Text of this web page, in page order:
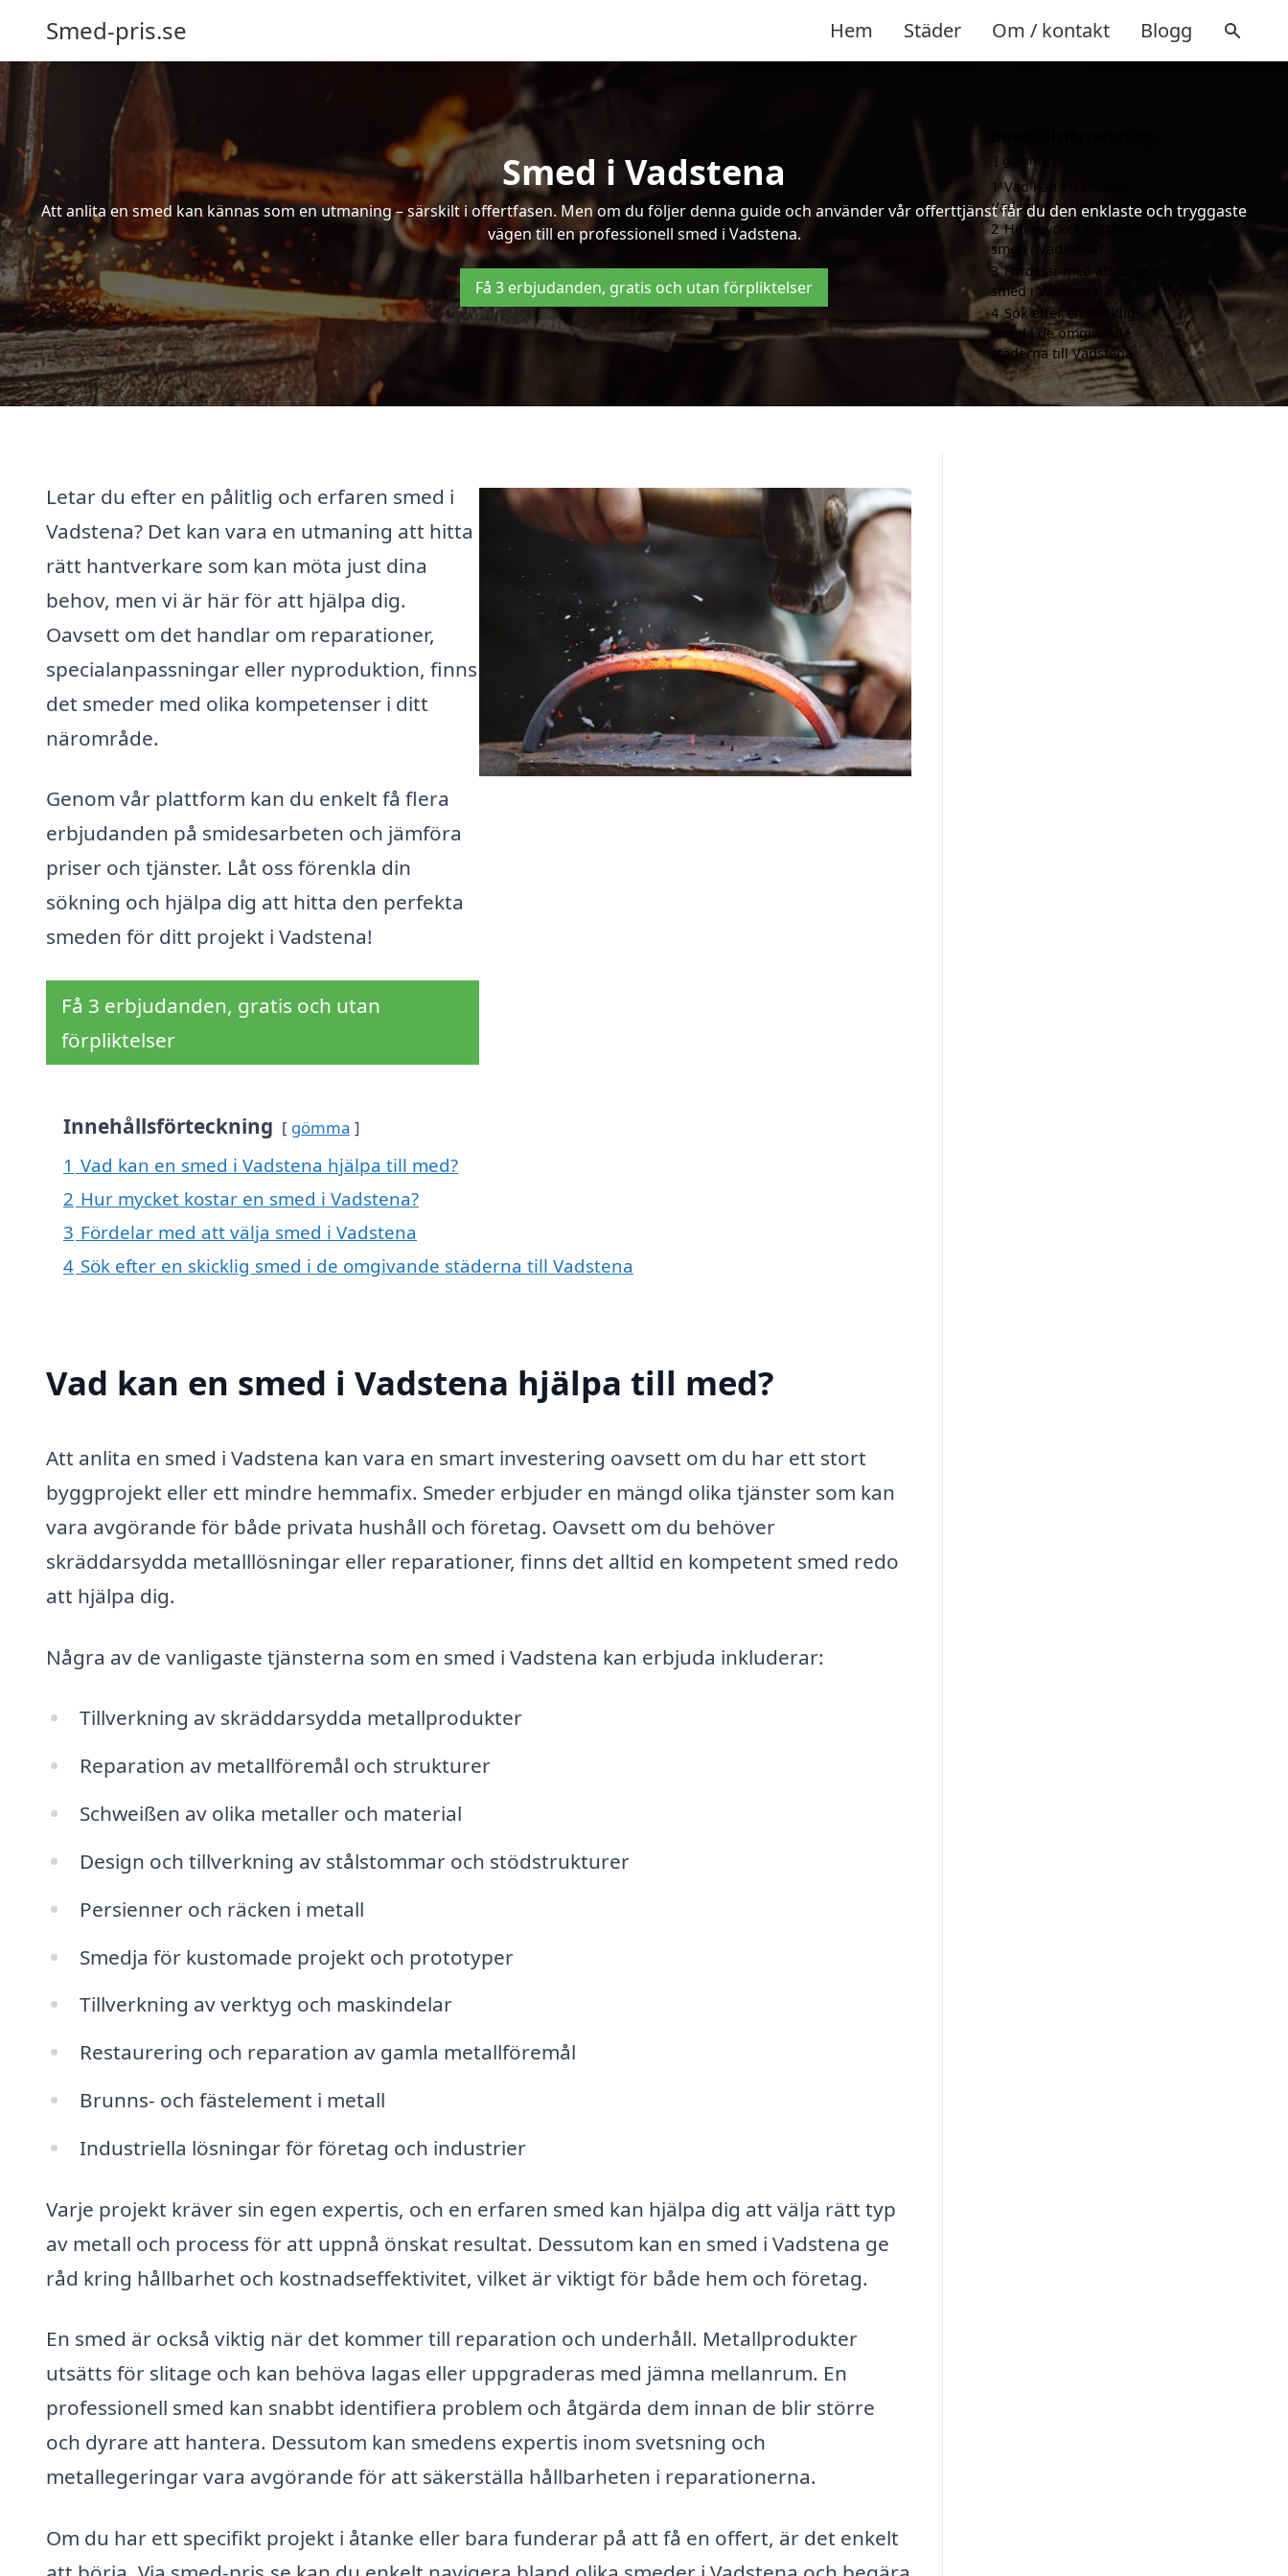
Smed-pris.se Hem Städer Om / kontakt Blogg
Smed i Vadstena
Att anlita en smed kan kännas som en utmaning – särskilt i offertfasen. Men om du följer denna guide och använder vår offerttjänst får du den enklaste och tryggaste
vägen till en professionell smed i Vadstena.
Få 3 erbjudanden, gratis och utan förpliktelser
Letar du efter en pålitlig och erfaren smed i
Vadstena? Det kan vara en utmaning att hitta
rätt hantverkare som kan möta just dina
behov, men vi är här för att hjälpa dig.
Oavsett om det handlar om reparationer,
specialanpassningar eller nyproduktion, finns
det smeder med olika kompetenser i ditt
närområde.
Genom vår plattform kan du enkelt få flera
erbjudanden på smidesarbeten och jämföra
priser och tjänster. Låt oss förenkla din
sökning och hjälpa dig att hitta den perfekta
smeden för ditt projekt i Vadstena!
Få 3 erbjudanden, gratis och utan
förpliktelser
Innehållsförteckning gömma
1 Vad kan en smed i Vadstena hjälpa till med?
2 Hur mycket kostar en smed i Vadstena?
3 Fördelar med att välja smed i Vadstena
4 Sök efter en skicklig smed i de omgivande städerna till Vadstena
Vad kan en smed i Vadstena hjälpa till med?
Att anlita en smed i Vadstena kan vara en smart investering oavsett om du har ett stort
byggprojekt eller ett mindre hemmafix. Smeder erbjuder en mängd olika tjänster som kan
vara avgörande för både privata hushåll och företag. Oavsett om du behöver
skräddarsydda metalllösningar eller reparationer, finns det alltid en kompetent smed redo
att hjälpa dig.
Några av de vanligaste tjänsterna som en smed i Vadstena kan erbjuda inkluderar:
Tillverkning av skräddarsydda metallprodukter
Reparation av metallföremål och strukturer
Schweißen av olika metaller och material
Design och tillverkning av stålstommar och stödstrukturer
Persienner och räcken i metall
Smedja för kustomade projekt och prototyper
Tillverkning av verktyg och maskindelar
Restaurering och reparation av gamla metallföremål
Brunns- och fästelement i metall
Industriella lösningar för företag och industrier
Varje projekt kräver sin egen expertis, och en erfaren smed kan hjälpa dig att välja rätt typ
av metall och process för att uppnå önskat resultat. Dessutom kan en smed i Vadstena ge
råd kring hållbarhet och kostnadseffektivitet, vilket är viktigt för både hem och företag.
En smed är också viktig när det kommer till reparation och underhåll. Metallprodukter
utsätts för slitage och kan behöva lagas eller uppgraderas med jämna mellanrum. En
professionell smed kan snabbt identifiera problem och åtgärda dem innan de blir större
och dyrare att hantera. Dessutom kan smedens expertis inom svetsning och
metallegeringar vara avgörande för att säkerställa hållbarheten i reparationerna.
Om du har ett specifikt projekt i åtanke eller bara funderar på att få en offert, är det enkelt
gömma
1 Vad kan en smed i
Vadstena hjälpa till med?
2 Hur mycket kostar en
smed i Vadstena?
3 Fördelar med att välja
smed i Vadstena
4 Sök efter en skicklig
smed i de omgivande
städerna till Vadstena